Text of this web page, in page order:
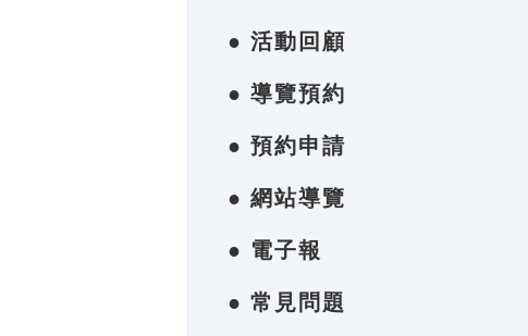
● 活動回顧
● 導覽預約
● 預約申請
● 網站導覽
● 電子報
● 常見問題